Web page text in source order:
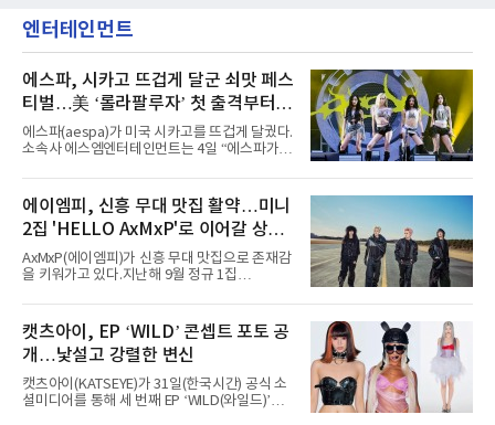
엔터테인먼트
에스파, 시카고 뜨겁게 달군 쇠맛 페스
티벌…美 ‘롤라팔루자’ 첫 출격부터
증명한 존재감
에스파(aespa)가 미국 시카고를 뜨겁게 달궜다.
소속사 에스엠엔터테인먼트는 4일 “에스파가
서 열린 ‘롤라팔루자 시카고’(Lollapalooza
Chicago)의 알리안츠 스테이지에 올랐다”며
“총 14곡으로 구성된 세트리스트를 선사, 데뷔 7
년 차다운 노련한 무대 매너와 파워풀한 에너지
로 현장의 분위기를 압도했다”고 밝혔다.1991
년 시작된 ‘롤라팔루자’는 8개 스테이지, 170여
팀의 아티스트와 40만 명 이상의 관객이 운집하
코르티스 등 K팝 스타들이 출연진 명단에 이름
을 올렸다.이날 에스파는
에이엠피, 신흥 무대 맛집 활약…미니
2집 'HELLO AxMxP'로 이어갈 상승
세
AxMxP(에이엠피)가 신흥 무대 맛집으로 존재감
을 키워가고 있다.지난해 9월 정규 1집
AxMxP는 데뷔 전부터 버스킹과 각종 페스티벌,
공연 무대에 오르며 실전 경험을 쌓아왔다.이들
은 소속사 패밀리 콘서트를 비롯해 '뷰티풀 민트
라이프 2025', '2025 부산국제록페스티벌' 등 대
형 무대에 잇달아 출연해 당찬 에너지와 풋풋한
매력으로 음악팬들의 눈도장을 찍었다.이후
AxMxP는 '카운트다운 판타지 2025-2026',
캣츠아이, EP ‘WILD’ 콘셉트 포토 공
개…낯설고 강렬한 변신
캣츠아이(KATSEYE)가 31일(한국시간) 공식 소
셜미디어를 통해 세 번째 EP ‘WILD(와일드)’의